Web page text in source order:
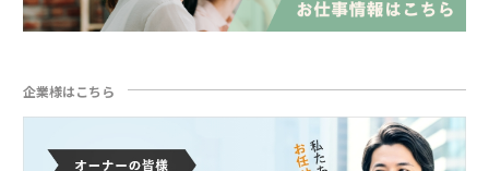
企業様はこちら